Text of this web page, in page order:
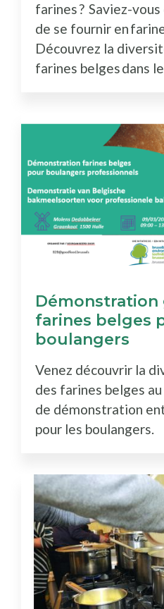
farines ? Saviez-
de se fournir en
Découvrez la
farines belges dans
farines belges
boulangers
Venez découvrir la
des farines belges
de démonstration
pour les boulangers.